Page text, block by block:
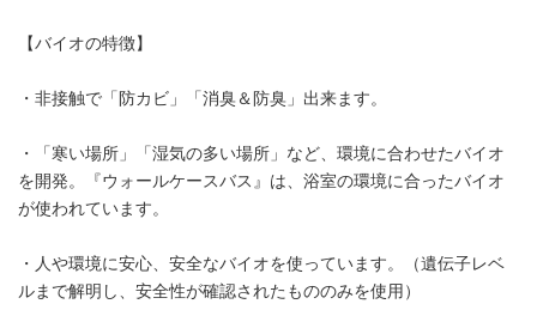
【バイオの特徴】
・非接触で「防カビ」「消臭＆防臭」出来ます。
・「寒い場所」「湿気の多い場所」など、環境に合わせたバイオ
を開発。『ウォールケースバス』は、浴室の環境に合ったバイオ
が使われています。
・人や環境に安心、安全なバイオを使っています。（遺伝子レベ
ルまで解明し、安全性が確認されたもののみを使用）